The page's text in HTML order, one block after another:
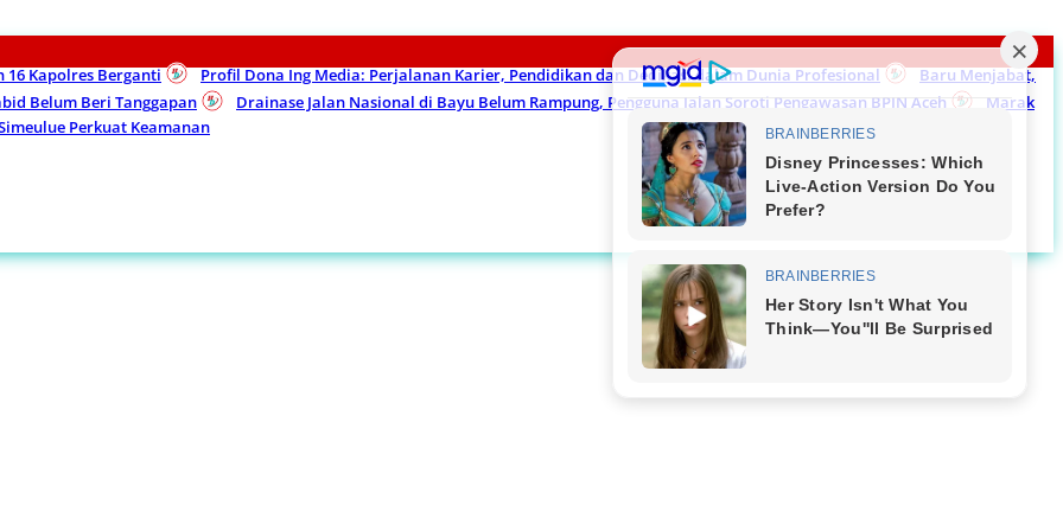
16 Kapolres Berganti
Profil Dona Ing Media: Perjalanan Karier, Pendidikan dan Dedikasi dalam Dunia Profesional
Baru Menjabat,
Belum Beri Tanggapan
Drainase Jalan Nasional di Bayu Belum Rampung, Pengguna Jalan Soroti Pengawasan BPJN Aceh
Marak
Perkuat Keamanan